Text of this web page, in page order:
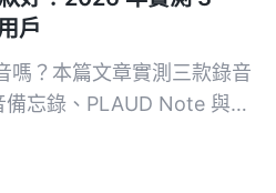
戶
嗎？本篇文章實測三款錄音
忘錄、PLAUD Note 與